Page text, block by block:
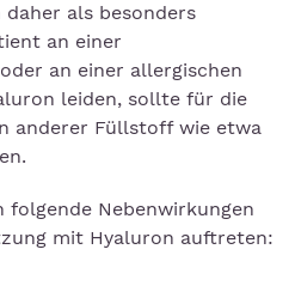
als besonders
an einer
an einer allergischen
leiden, sollte für die
anderer Füllstoff wie etwa
folgende Nebenwirkungen
mit Hyaluron auftreten: